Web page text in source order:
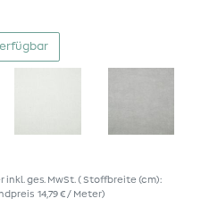
inkl. ges. MwSt. ( Stoffbreite (cm):
14,79 € / Meter)